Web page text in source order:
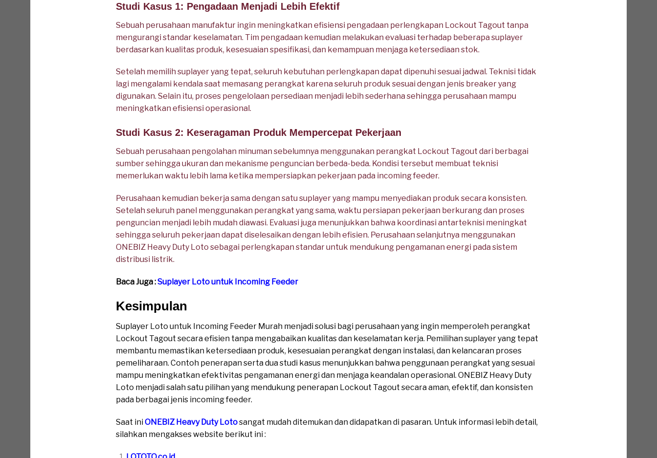
Studi Kasus 1: Pengadaan Menjadi Lebih Efektif
Sebuah perusahaan manufaktur ingin meningkatkan efisiensi pengadaan perlengkapan Lockout Tagout tanpa
mengurangi standar keselamatan. Tim pengadaan kemudian melakukan evaluasi terhadap beberapa suplayer
berdasarkan kualitas produk, kesesuaian spesifikasi, dan kemampuan menjaga ketersediaan stok.
Setelah memilih suplayer yang tepat, seluruh kebutuhan perlengkapan dapat dipenuhi sesuai jadwal. Teknisi tidak
lagi mengalami kendala saat memasang perangkat karena seluruh produk sesuai dengan jenis breaker yang
digunakan. Selain itu, proses pengelolaan persediaan menjadi lebih sederhana sehingga perusahaan mampu
meningkatkan efisiensi operasional.
Studi Kasus 2: Keseragaman Produk Mempercepat Pekerjaan
Sebuah perusahaan pengolahan minuman sebelumnya menggunakan perangkat Lockout Tagout dari berbagai
sumber sehingga ukuran dan mekanisme penguncian berbeda-beda. Kondisi tersebut membuat teknisi
memerlukan waktu lebih lama ketika mempersiapkan pekerjaan pada incoming feeder.
Perusahaan kemudian bekerja sama dengan satu suplayer yang mampu menyediakan produk secara konsisten.
Setelah seluruh panel menggunakan perangkat yang sama, waktu persiapan pekerjaan berkurang dan proses
penguncian menjadi lebih mudah diawasi. Evaluasi juga menunjukkan bahwa koordinasi antarteknisi meningkat
sehingga seluruh pekerjaan dapat diselesaikan dengan lebih efisien. Perusahaan selanjutnya menggunakan
ONEBIZ Heavy Duty Loto sebagai perlengkapan standar untuk mendukung pengamanan energi pada sistem
distribusi listrik.
Baca Juga :Suplayer Loto untuk Incoming Feeder
Kesimpulan
Suplayer Loto untuk Incoming Feeder Murah menjadi solusi bagi perusahaan yang ingin memperoleh perangkat
Lockout Tagout secara efisien tanpa mengabaikan kualitas dan keselamatan kerja. Pemilihan suplayer yang tepat
membantu memastikan ketersediaan produk, kesesuaian perangkat dengan instalasi, dan kelancaran proses
pemeliharaan. Contoh penerapan serta dua studi kasus menunjukkan bahwa penggunaan perangkat yang sesuai
mampu meningkatkan efektivitas pengamanan energi dan menjaga keandalan operasional. ONEBIZ Heavy Duty
Loto menjadi salah satu pilihan yang mendukung penerapan Lockout Tagout secara aman, efektif, dan konsisten
pada berbagai jenis incoming feeder.
Saat iniONEBIZ Heavy Duty Lotosangat mudah ditemukan dan didapatkan di pasaran. Untuk informasi lebih detail,
silahkan mengakses website berikut ini :